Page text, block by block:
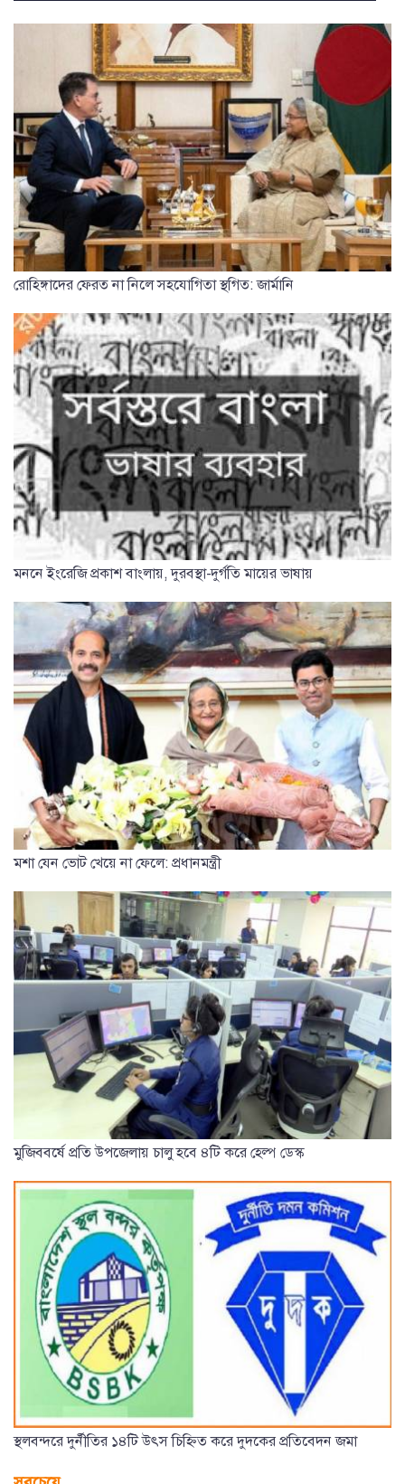
রোহিঙ্গাদের ফেরত না নিলে সহযোগিতা স্থগিত: জার্মানি
মননে ইংরেজি প্রকাশ বাংলায়, দুরবস্থা-দুর্গতি মায়ের ভাষায়
মশা যেন ভোট খেয়ে না ফেলে: প্রধানমন্ত্রী
মুজিববর্ষে প্রতি উপজেলায় চালু হবে ৪টি করে হেল্প ডেস্ক
স্থলবন্দরে দুর্নীতির ১৪টি উৎস চিহ্নিত করে দুদকের প্রতিবেদন জমা